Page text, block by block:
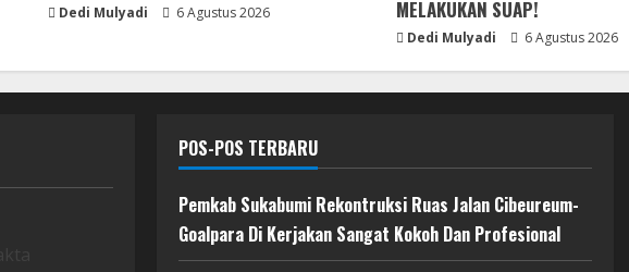
Dedi Mulyadi 6 Agustus 2026
MELAKUKAN SUAP!
Dedi Mulyadi 6 Agustus 2026
POS-POS TERBARU
Pemkab Sukabumi Rekontruksi Ruas Jalan Cibeureum-
Goalpara Di Kerjakan Sangat Kokoh Dan Profesional